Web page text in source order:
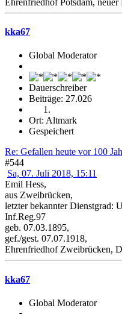
kka67
Global Moderator
Dauerschreiber
Beiträge: 27.026
Ort: Altmark
Gespeichert
Re: Gefallen heute vor 100
#544
Sa, 07. Juli 2018, 15:11
Emil Hess,
aus Zweibrücken,
letzter bekannter Dienstgrad:
Inf.Reg.97
geb. 07.03.1895,
gef./gest. 07.07.1918,
Ehrenfriedhof Zweibrücken,
kka67
Global Moderator